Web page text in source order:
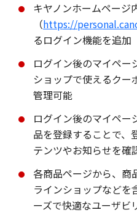
キヤノンホームページ
（https://
るログイン機能を追加
ログイン後のマイペー
ショップで使えるクー
管理可能
ログイン後のマイペー
品を登録することで、
テンツやお知らせを確
各商品ページから、商
ラインショップなどを
ーズで快適なユーザビ